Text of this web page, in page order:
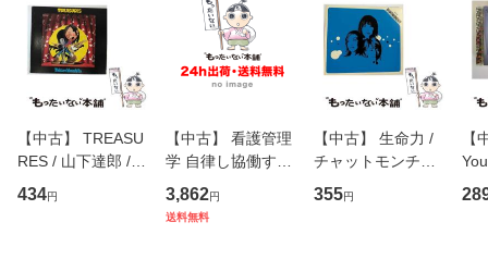
【中古】 TREASU
RES / 山下達郎 /
イーストウエス
ト・ジャパン [CD]
434円
【中古】 看護管理
学 自律し協働する
専門職の看護マネ
ジメントスキル 改
3,862円
送料無料
【中古】 生命力 /
チャットモンチー /
キューンレコード
[CD]【メール便送
355円
【
のが